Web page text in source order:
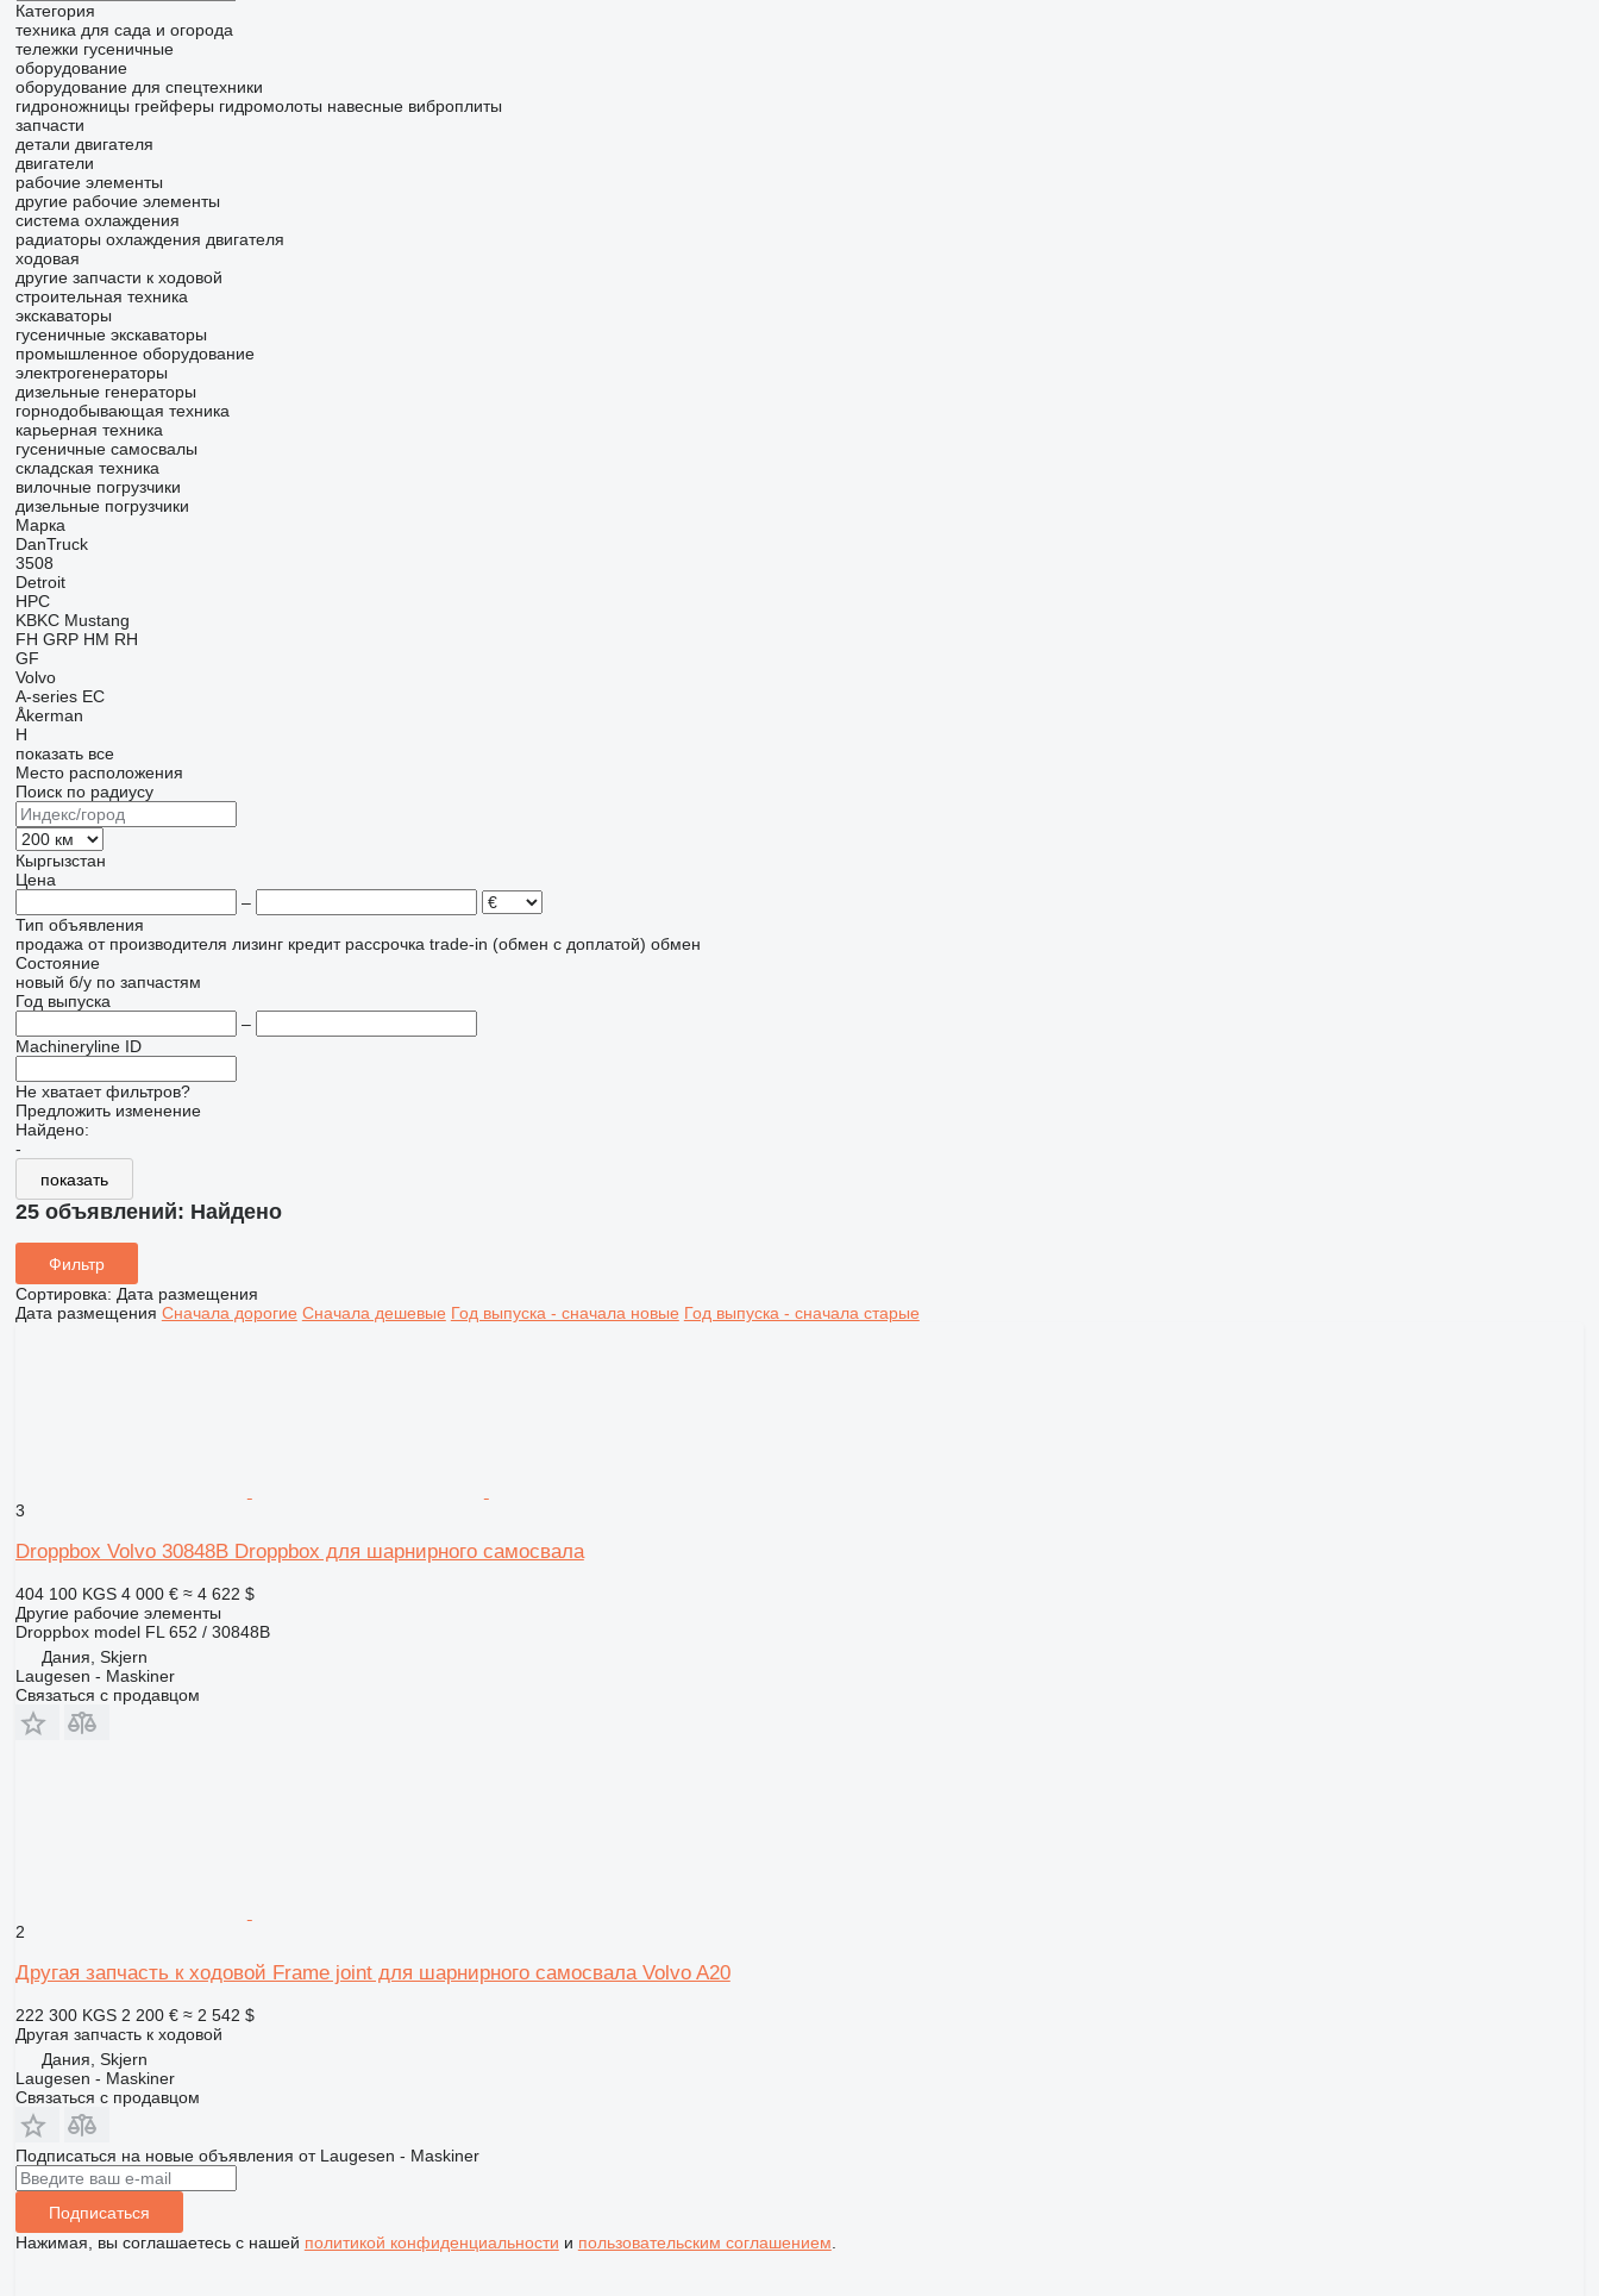
Категория
техника для сада и огорода
тележки гусеничные
оборудование
оборудование для спецтехники
гидроножницы грейферы гидромолоты навесные виброплиты
запчасти
детали двигателя
двигатели
рабочие элементы
другие рабочие элементы
система охлаждения
радиаторы охлаждения двигателя
ходовая
другие запчасти к ходовой
строительная техника
экскаваторы
гусеничные экскаваторы
промышленное оборудование
электрогенераторы
дизельные генераторы
горнодобывающая техника
карьерная техника
гусеничные самосвалы
складская техника
вилочные погрузчики
дизельные погрузчики
Марка
DanTruck
3508
Detroit
HPC
KBKC Mustang
FH GRP HM RH
GF
Volvo
A-series EC
Åkerman
H
показать все
Место расположения
Поиск по радиусу
Кыргызстан
Цена
–
Тип объявления
продажа от производителя лизинг кредит рассрочка trade-in (обмен с доплатой) обмен
Состояние
новый б/у по запчастям
Год выпуска
–
Machineryline ID
Не хватает фильтров?
Предложить изменение
Найдено:
-
показать
25 объявлений: Найдено
Фильтр
Сортировка: Дата размещения
Дата размещения Сначала дорогие Сначала дешевые Год выпуска - сначала новые Год выпуска - сначала старые
3
Droppbox Volvo 30848B Droppbox для шарнирного самосвала
404 100 KGS 4 000 € ≈ 4 622 $
Другие рабочие элементы
Droppbox model FL 652 / 30848B
Дания, Skjern
Laugesen - Maskiner
Связаться с продавцом
2
Другая запчасть к ходовой Frame joint для шарнирного самосвала Volvo A20
222 300 KGS 2 200 € ≈ 2 542 $
Другая запчасть к ходовой
Дания, Skjern
Laugesen - Maskiner
Связаться с продавцом
Подписаться на новые объявления от Laugesen - Maskiner
Подписаться
Нажимая, вы соглашаетесь с нашей политикой конфиденциальности и пользовательским соглашением